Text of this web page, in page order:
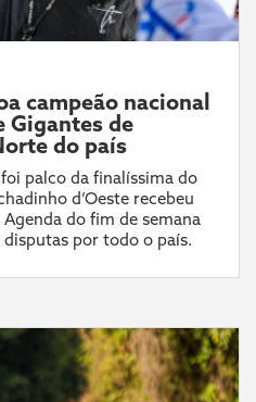
campeão nacional
Gigantes de
do país
palco da finalíssima do
d’Oeste recebeu
do fim de semana
por todo o país.